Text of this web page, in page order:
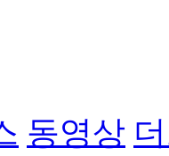
동영상